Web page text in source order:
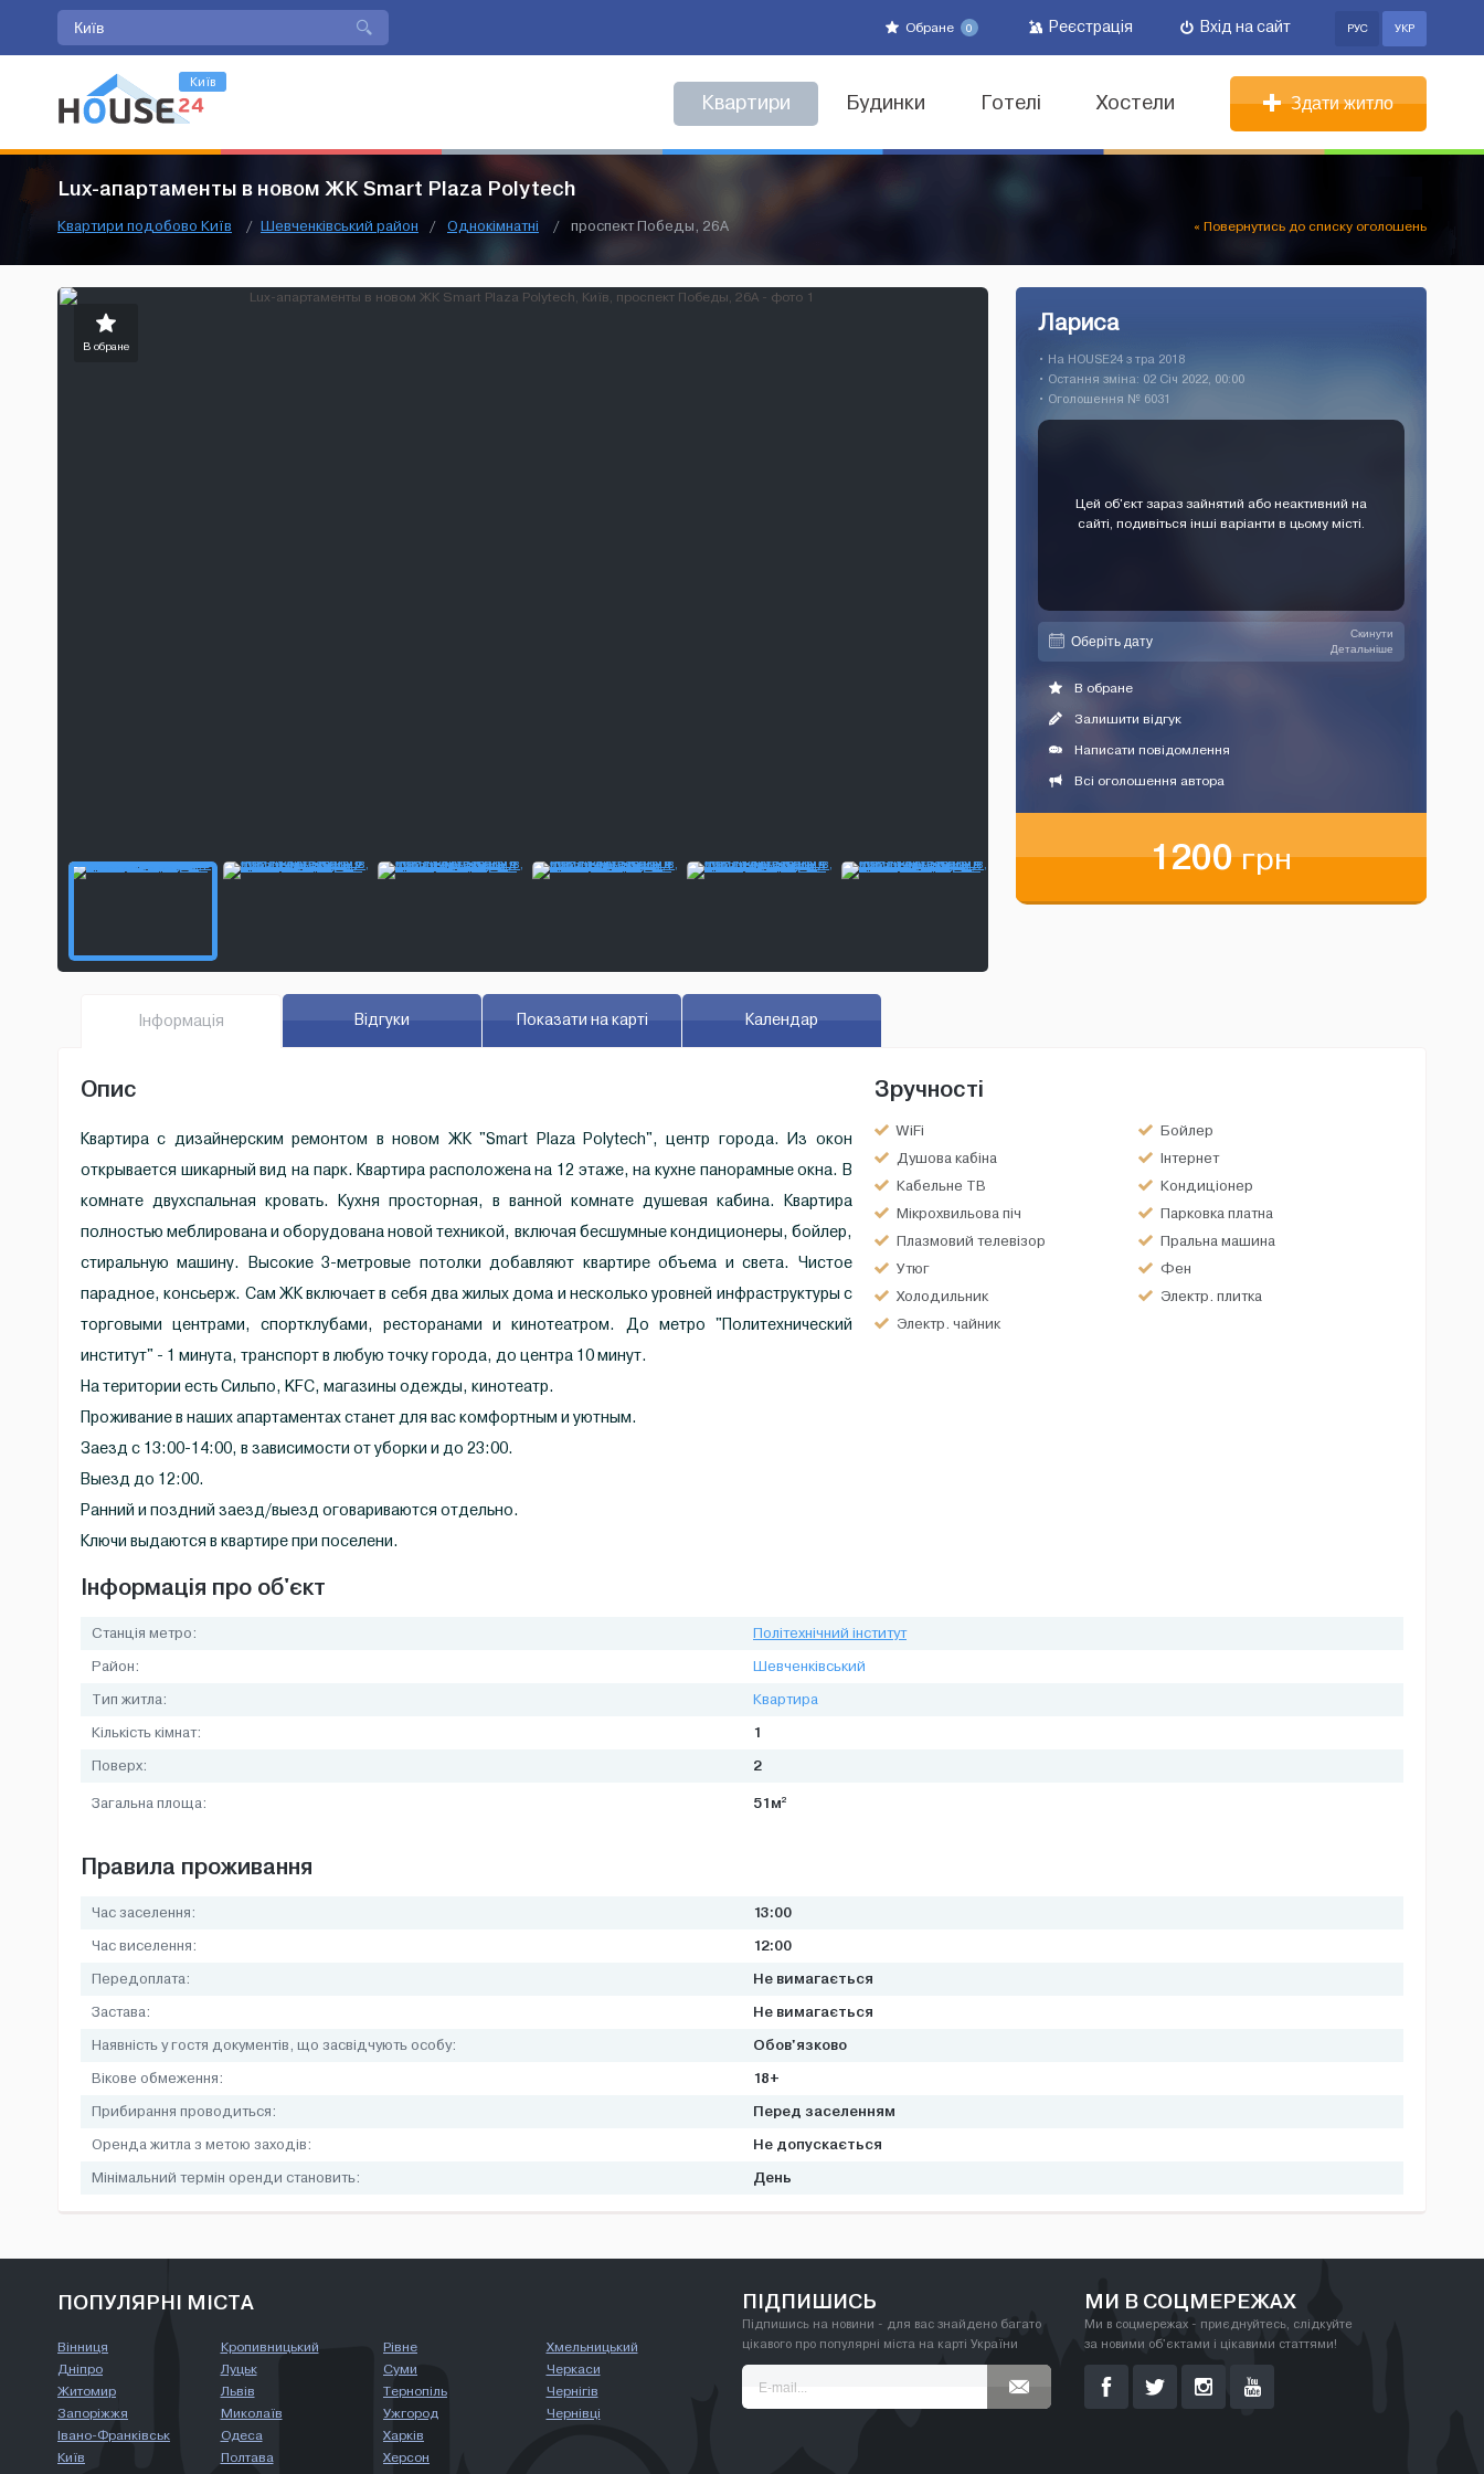
Обране 0 Реєстрація Вхід на сайт РУС УКР
Київ
Квартири Будинки Готелі Хостели Здати житло
Lux-апартаменты в новом ЖК Smart Plaza Polytech
Квартири подобово Київ / Шевченківський район / Однокімнатні / проспект Победы, 26А « Повернутись до списку оголошень
В обране
Лариса
• На HOUSE24 з тра 2018
• Остання зміна: 02 Січ 2022, 00:00
• Оголошення № 6031
Цей об'єкт зараз зайнятий або неактивний на
сайті, подивіться інші варіанти в цьому місті.
Скинути
Детальніше
В обране
Залишити відгук
Написати повідомлення
Всі оголошення автора
1200грн
Iнформація Відгуки Показати на карті Календар
Oпис
Квартира с дизайнерским ремонтом в новом ЖК "Smart Plaza Polytech", центр города. Из окон
открывается шикарный вид на парк. Квартира расположена на 12 этаже, на кухне панорамные окна. В
комнате двухспальная кровать. Кухня просторная, в ванной комнате душевая кабина. Квартира
полностью меблирована и оборудована новой техникой, включая бесшумные кондиционеры, бойлер,
стиральную машину. Высокие 3-метровые потолки добавляют квартире объема и света. Чистое
парадное, консьерж. Сам ЖК включает в себя два жилых дома и несколько уровней инфраструктуры с
торговыми центрами, спортклубами, ресторанами и кинотеатром. До метро "Политехнический
институт" - 1 минута, транспорт в любую точку города, до центра 10 минут.
На територии есть Сильпо, KFC, магазины одежды, кинотеатр.
Проживание в наших апартаментах станет для вас комфортным и уютным.
Заезд с 13:00-14:00, в зависимости от уборки и до 23:00.
Выезд до 12:00.
Ранний и поздний заезд/выезд оговариваются отдельно.
Ключи выдаются в квартире при поселени.
Зручності
WiFi
Бойлер
Душова кабіна
Інтернет
Кабельне ТВ
Кондиціонер
Мікрохвильова піч
Парковка платна
Плазмовий телевізор
Пральна машина
Утюг
Фен
Холодильник
Электр. плитка
Электр. чайник
Інформація про об'єкт
Станція метро:
Політехнічний інститут
Район:
Шевченківський
Тип житла:
Квартира
Кількість кімнат:
1
Поверх: 2
Загальна площа: 51м2
Правила проживання
Час заселення: 13:00
Час виселення: 12:00
Передоплата: Не вимагається
Застава: Не вимагається
Наявність у гостя документів, що засвідчують особу: Обов'язково
Вікове обмеження: 18+
Прибирання проводиться: Перед заселенням
Оренда житла з метою заходів: Не допускається
Мінімальний термін оренди становить: День
ПОПУЛЯРНІ МІСТА
Вінниця
Дніпро
Житомир
Запоріжжя
Івано-Франківськ
Київ
Кропивницький
Луцьк
Львів
Миколаїв
Одеса
Полтава
Рівне
Суми
Тернопіль
Ужгород
Харків
Херсон
Хмельницький
Черкаси
Чернігів
Чернівці
ПІДПИШИСЬ
Підпишись на новини - для вас знайдено багато
цікавого про популярні міста на карті України
МИ В СОЦМЕРЕЖАХ
Ми в соцмережах - приєднуйтесь, слідкуйте
за новими об'єктами і цікавими статтями!